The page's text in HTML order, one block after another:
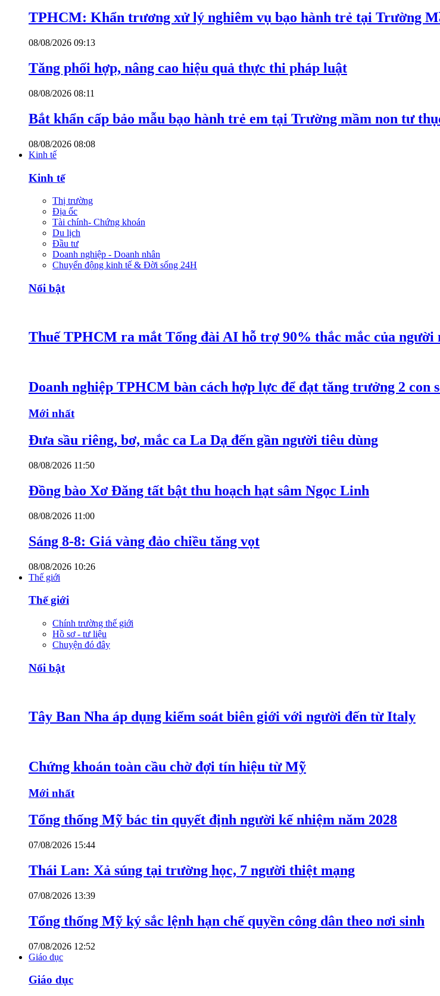
TPHCM: Khẩn trương xử lý nghiêm vụ bạo hành trẻ tại Trường
08/08/2026 09:13
Tăng phối hợp, nâng cao hiệu quả thực thi pháp luật
08/08/2026 08:11
Bắt khẩn cấp bảo mẫu bạo hành trẻ em tại Trường mầm non tư
08/08/2026 08:08
Kinh tế
Kinh tế
Thị trường
Địa ốc
Tài chính- Chứng khoán
Du lịch
Đầu tư
Doanh nghiệp - Doanh nhân
Chuyển động kinh tế & Đời sống 24H
Nổi bật
Thuế TPHCM ra mắt Tổng đài AI hỗ trợ 90% thắc mắc của người
Doanh nghiệp TPHCM bàn cách hợp lực để đạt tăng trưởng 2 con
Mới nhất
Đưa sầu riêng, bơ, mắc ca La Dạ đến gần người tiêu dùng
08/08/2026 11:50
Đồng bào Xơ Đăng tất bật thu hoạch hạt sâm Ngọc Linh
08/08/2026 11:00
Sáng 8-8: Giá vàng đảo chiều tăng vọt
08/08/2026 10:26
Thế giới
Thế giới
Chính trường thế giới
Hồ sơ - tư liệu
Chuyện đó đây
Nổi bật
Tây Ban Nha áp dụng kiểm soát biên giới với người đến từ Italy
Chứng khoán toàn cầu chờ đợi tín hiệu từ Mỹ
Mới nhất
Tổng thống Mỹ bác tin quyết định người kế nhiệm năm 2028
07/08/2026 15:44
Thái Lan: Xả súng tại trường học, 7 người thiệt mạng
07/08/2026 13:39
Tổng thống Mỹ ký sắc lệnh hạn chế quyền công dân theo nơi sinh
07/08/2026 12:52
Giáo dục
Giáo dục